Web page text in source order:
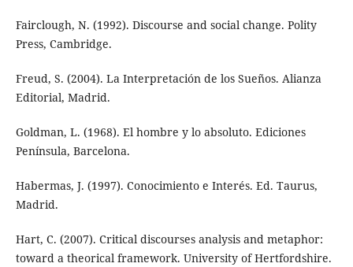
Fairclough, N. (1992). Discourse and social change. Polity
Press, Cambridge.
Freud, S. (2004). La Interpretación de los Sueños. Alianza
Editorial, Madrid.
Goldman, L. (1968). El hombre y lo absoluto. Ediciones
Península, Barcelona.
Habermas, J. (1997). Conocimiento e Interés. Ed. Taurus,
Madrid.
Hart, C. (2007). Critical discourses analysis and metaphor:
toward a theorical framework. University of Hertfordshire.